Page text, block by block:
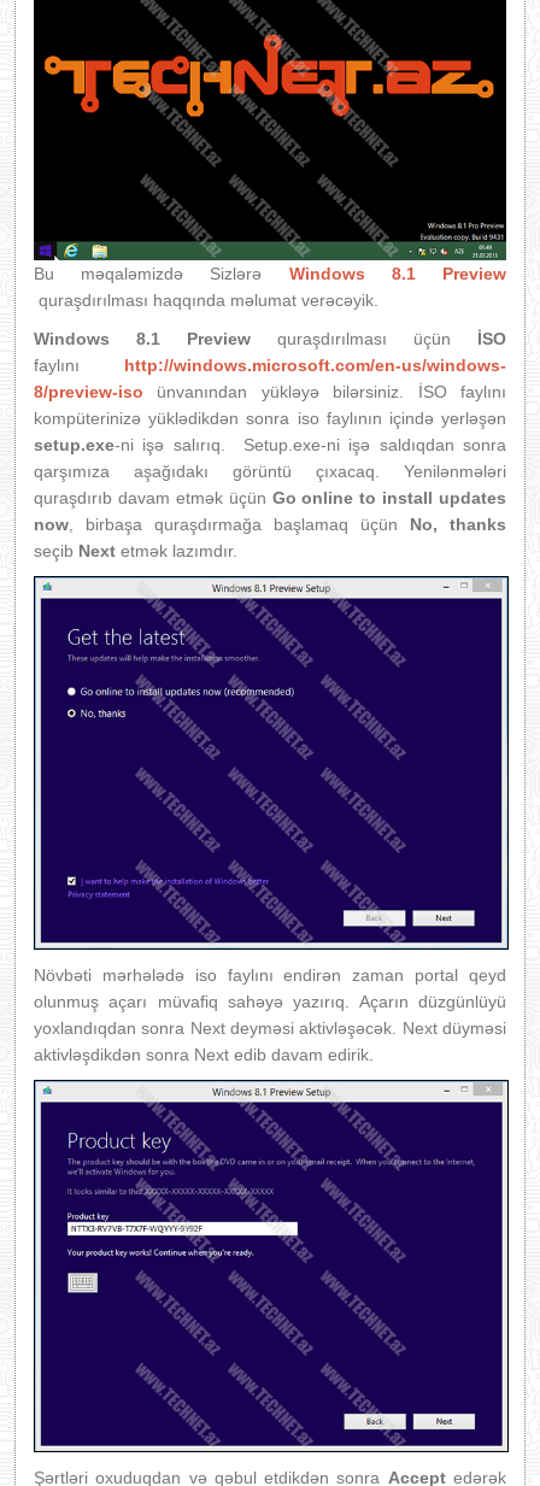
Bu məqaləmizdə Sizlərə Windows 8.1 Preview
quraşdırılması haqqında məlumat verəcəyik.
Windows 8.1 Preview quraşdırılması üçün İSO
faylını http://windows.microsoft.com/en-us/windows-
8/preview-iso ünvanından yükləyə bilərsiniz. İSO faylını
kompüterinizə yüklədikdən sonra iso faylının içində yerləşən
setup.exe-ni işə salırıq. Setup.exe-ni işə saldıqdan sonra
qarşımıza aşağıdakı görüntü çıxacaq. Yenilənmələri
quraşdırıb davam etmək üçün Go online to install updates
now , birbaşa quraşdırmağa başlamaq üçün No, thanks
seçib Next etmək lazımdır.
Növbəti mərhələdə iso faylını endirən zaman portal qeyd
olunmuş açarı müvafiq sahəyə yazırıq. Açarın düzgünlüyü
yoxlandıqdan sonra Next deyməsi aktivləşəcək. Next düyməsi
aktivləşdikdən sonra Next edib davam edirik.
Şərtləri oxuduqdan və qəbul etdikdən sonra Acceptedərək